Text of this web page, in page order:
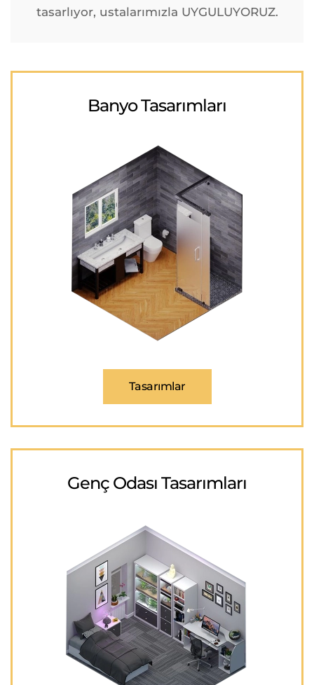
tasarlıyor, ustalarımızla UYGULUYORUZ.
Banyo Tasarımları
Tasarımlar
Genç Odası Tasarımları